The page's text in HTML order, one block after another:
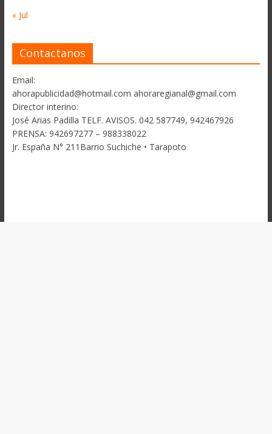
« Jul
Contactanos
Email:
ahorapublicidad@hotmail.com ahoraregianal@gmail.com
Director interino:
José Arias Padilla TELF. AVISOS. 042 587749, 942467926
PRENSA: 942697277 – 988338022
Jr. España N° 211Barrio Suchiche • Tarapoto